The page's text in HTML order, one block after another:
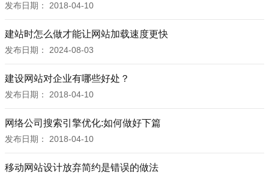
发布日期： 2018-04-10
建站时怎么做才能让网站加载速度更快
发布日期： 2024-08-03
建设网站对企业有哪些好处？
发布日期： 2018-04-10
网络公司搜索引擎优化:如何做好下篇
发布日期： 2018-04-10
移动网站设计放弃简约是错误的做法